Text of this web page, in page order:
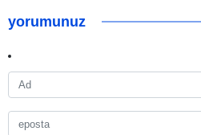
yorumunuz